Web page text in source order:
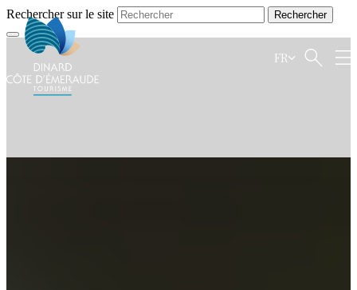
Rechercher sur le site
FR